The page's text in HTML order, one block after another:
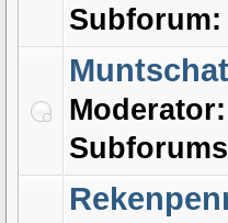
Subforum:
Moderator: